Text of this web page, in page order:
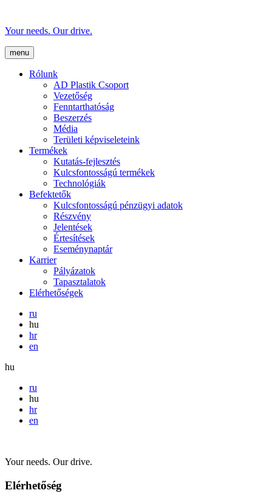
Your needs. Our drive.
menu
Rólunk
AD Plastik Csoport
Vezetőség
Fenntarthatóság
Beszerzés
Média
Területi képviseleteink
Termékek
Kutatás-fejlesztés
Kulcsfontosságú termékek
Technológiák
Befektetők
Kulcsfontosságú pénzügyi adatok
Részvény
Jelentések
Értesítések
Eseménynaptár
Karrier
Pályázatok
Tapasztalatok
Elérhetőségek
ru
hu
hr
en
hu
ru
hu
hr
en
Your needs. Our drive.
Elérhetőség